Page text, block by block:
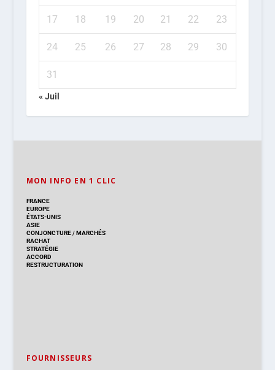
17 18 19 20 21 22 23
24 25 26 27 28 29 30
31
« Juil
MON INFO EN 1 CLIC
FRANCE
EUROPE
ÉTATS-UNIS
ASIE
CONJONCTURE/MARCHÉS
RACHAT
STRATÉGIE
ACCORD
RESTRUCTURATION
FOURNISSEURS